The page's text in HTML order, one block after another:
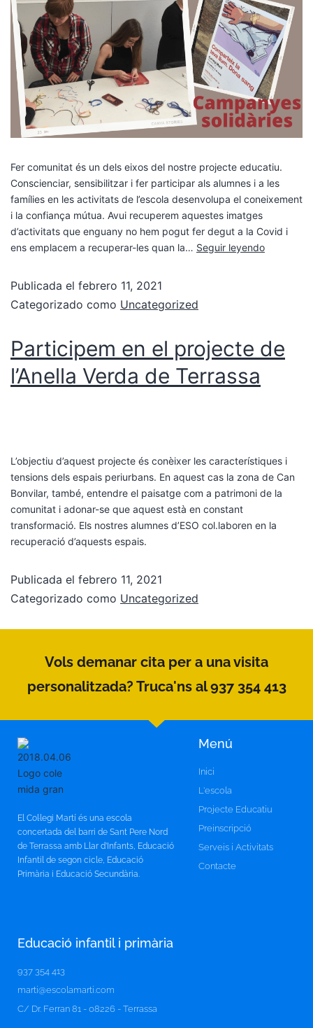
Fer comunitat és un dels eixos del nostre projecte educatiu.
Conscienciar, sensibilitzar i fer participar als alumnes i a les
famílies en les activitats de l’escola desenvolupa el coneixement
i la confiança mútua. Avui recuperem aquestes imatges
d’activitats que enguany no hem pogut fer degut a la Covid i
ens emplacem a recuperar-les quan la… Seguir leyendo
Publicada el febrero 11, 2021
Categorizado como Uncategorized
Participem en el projecte de
l’Anella Verda de Terrassa
L’objectiu d’aquest projecte és conèixer les característiques i
tensions dels espais periurbans. En aquest cas la zona de Can
Bonvilar, també, entendre el paisatge com a patrimoni de la
comunitat i adonar-se que aquest està en constant
transformació. Els nostres alumnes d’ESO col.laboren en la
recuperació d’aquests espais.
Publicada el febrero 11, 2021
Categorizado como Uncategorized
Vols demanar cita per a una visita
personalitzada? Truca'ns al 937 354 413
El Col·legi Martí és una escola
concertada del barri de Sant Pere Nord
de Terrassa amb Llar d’Infants, Educació
Infantil de segon cicle, Educació
Primària i Educació Secundària.
Menú
Inici
L'escola
Projecte Educatiu
Preinscripció
Serveis i Activitats
Contacte
Educació infantil i primària
937 354 413
marti@escolamarti.com
C/ Dr. Ferran 81 - 08226 - Terrassa